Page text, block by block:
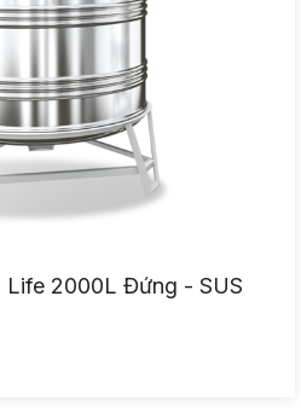
Life 2000L Đứng - SUS